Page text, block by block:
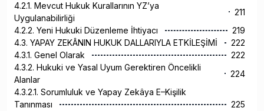
4.2.1. Mevcut Hukuk Kurallarının YZ’ya
Uygulanabilirliği
211
4.2.2. Yeni Hukuki Düzenleme İhtiyacı
219
4.3. YAPAY ZEKÂNIN HUKUK DALLARIYLA ETKİLEŞİMİ
222
4.3.1. Genel Olarak
222
4.3.2. Hukuki ve Yasal Uyum Gerektiren Öncelikli
Alanlar
224
4.3.2.1. Sorumluluk ve Yapay Zekâya E–Kişilik
Tanınması
225